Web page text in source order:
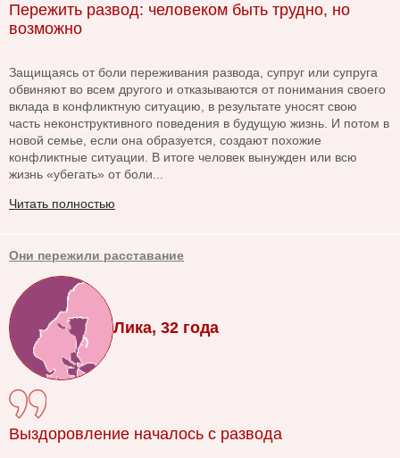
Пережить развод: человеком быть трудно, но
возможно
Защищаясь от боли переживания развода, супруг или супруга
обвиняют во всем другого и отказываются от понимания своего
вклада в конфликтную ситуацию, в результате уносят свою
часть неконструктивного поведения в будущую жизнь. И потом в
новой семье, если она образуется, создают похожие
конфликтные ситуации. В итоге человек вынужден или всю
жизнь «убегать» от боли...
Читать полностью
Они пережили расставание
Лика, 32 года
Выздоровление началось с развода